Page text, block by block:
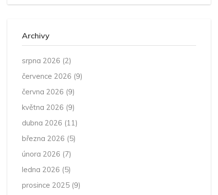
Archivy
srpna 2026 (2)
července 2026 (9)
června 2026 (9)
května 2026 (9)
dubna 2026 (11)
března 2026 (5)
února 2026 (7)
ledna 2026 (5)
prosince 2025 (9)